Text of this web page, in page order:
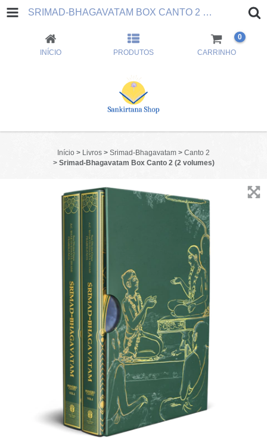
SRIMAD-BHAGAVATAM BOX CANTO 2 (2 VOLUMES)
INÍCIO PRODUTOS CARRINHO
0
Início > Livros > Srimad-Bhagavatam > Canto 2
> Srimad-Bhagavatam Box Canto 2 (2 volumes)